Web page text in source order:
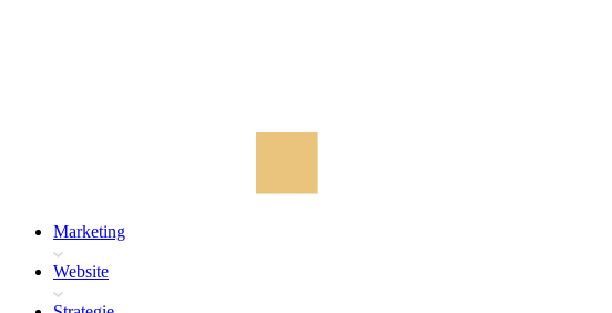
Marketing
Website